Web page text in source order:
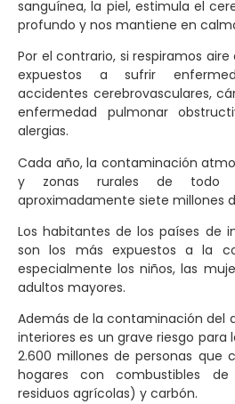
sanguínea, la piel, estimula el
profundo y nos mantiene en
Por el contrario, si respiramos
expuestos a sufrir
accidentes cerebrovasculares,
enfermedad pulmonar
alergias.
Cada año, la contaminación
y zonas rurales de todo
aproximadamente siete millones
Los habitantes de los países de
son los más expuestos a la
especialmente los niños, las
adultos mayores.
Además de la contaminación del
interiores es un grave riesgo para
2.600 millones de personas que
hogares con combustibles
residuos agrícolas) y carbón.